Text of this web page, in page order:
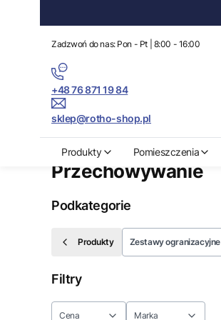
Zadzwoń do nas: Pon - Pt | 8:00 - 16:00
+48 76 871 19 84
sklep@rotho-shop.pl
Produkty Pomieszczenia
Przechowywanie
Podkategorie
Produkty Zestawy ogranizacyjne
Filtry
Cena Marka